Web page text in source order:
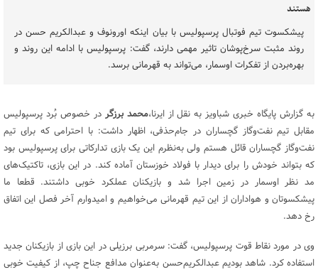
پیشکسوت تیم فوتبال پرسپولیس با بیان اینکه اورونوف و عبدالکریم حسن در
روند مثبت سرخ‌پوشان تاثیر مهمی دارند، گفت: پرسپولیس با ادامه این روند و
بهره‌بردن از تفکرات اوسمار، می‌تواند به قهرمانی برسد.
به گزارش پایگاه خبری شباویز به نقل از ایرنا،محمد برزگردر خصوص بُرد پرسپولیس
مقابل تیم نفت‌وگاز گچساران در جام‌حذفی، اظهار داشت:‌ با احترامی که برای تیم
نفت‌وگاز گچساران قائل هستم ولی به‌نظرم این یک بازی تدارکاتی برای پرسپولیس بود
که بتواند خودش را برای دیدار با فولاد خوزستان آماده کند. در این بازی، تاکتیک‌های
مد نظر اوسمار در زمین اجرا شد و بازیکنان عملکرد خوبی داشتند. قطعا ما
پیشکسوتان و هواداران از این تیم قهرمانی می‌خواهیم و امیدوارم آخر فصل این اتفاق
رخ دهد.
وی در مورد نقاط قوت پرسپولیس، گفت: سرمربی برزیلی در این بازی از بازیکنان جدید
استفاده کرد. شاهد بودیم عبدالکریم‌حسن به‌عنوان مدافع جناح چپ، از کیفیت خوبی